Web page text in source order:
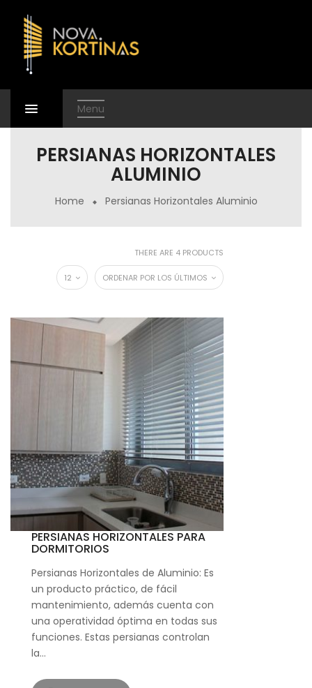
Menu
PERSIANAS HORIZONTALES
ALUMINIO
Home Persianas Horizontales Aluminio
THERE ARE 4 PRODUCTS
ORDENAR POR LOS ÚLTIMOS
12
PERSIANAS HORIZONTALES PARA
DORMITORIOS
Persianas Horizontales de Aluminio: Es
un producto práctico, de fácil
mantenimiento, además cuenta con
una operatividad óptima en todas sus
funciones. Estas persianas controlan
la…